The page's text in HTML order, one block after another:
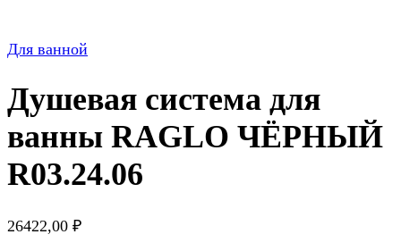
Для ванной
Душевая система для
ванны RAGLO ЧЁРНЫЙ
R03.24.06
26422,00 ₽